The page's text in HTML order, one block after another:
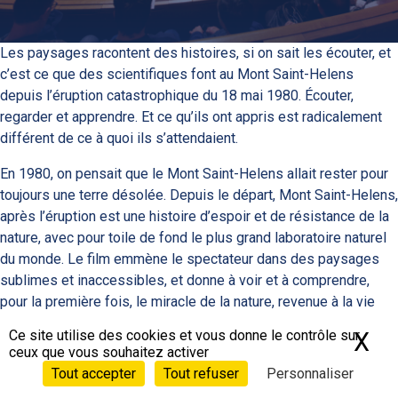
Les paysages racontent des histoires, si on sait les écouter, et
c’est ce que des scientifiques font au Mont Saint-Helens
depuis l’éruption catastrophique du 18 mai 1980. Écouter,
regarder et apprendre. Et ce qu’ils ont appris est radicalement
différent de ce à quoi ils s’attendaient.
En 1980, on pensait que le Mont Saint-Helens allait rester pour
toujours une terre désolée. Depuis le départ, Mont Saint-Helens,
après l’éruption est une histoire d’espoir et de résistance de la
nature, avec pour toile de fond le plus grand laboratoire naturel
du monde. Le film emmène le spectateur dans des paysages
sublimes et inaccessibles, et donne à voir et à comprendre,
pour la première fois, le miracle de la nature, revenue à la vie
Le paysage volcanique du Mont Saint-Helens reprend vie grâce
aux étroites relations qui existent entre les plantes, les animaux
Ce site utilise des cookies et vous donne le contrôle sur
ceux que vous souhaitez activer
Tout accepter
Tout refuser Personnaliser
X